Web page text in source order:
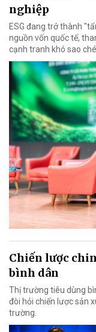
nghiệp
ESG đang trở thành
nguồn vốn quốc tế,
cạnh tranh khó sao
Chiến lược
bình dân
Thị trường tiêu dùng
đòi hỏi chiến lược sản
trường.